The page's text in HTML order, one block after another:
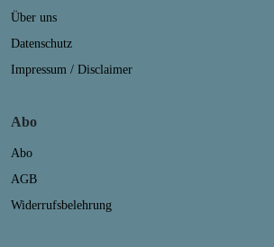
Über uns
Datenschutz
Impressum / Disclaimer
Abo
Abo
AGB
Widerrufsbelehrung